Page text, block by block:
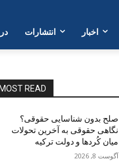
اخبار انتشارات
READ
صلح بدون شناسایی حقوقی؟
نگاهی حقوقی به آخرین تحولات
میان کُردها و دولت ترکیه
آگوست 8, 2026